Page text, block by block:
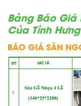
Bảng Báo Giá
Của Tỉnh
BÁO GIÁ SÀN